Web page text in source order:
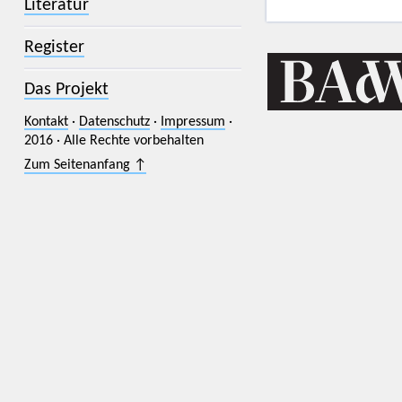
Literatur
Register
Das Projekt
Kontakt· Datenschutz· Impressum ·
2016 · Alle Rechte vorbehalten
Zum Seitenanfang ↑